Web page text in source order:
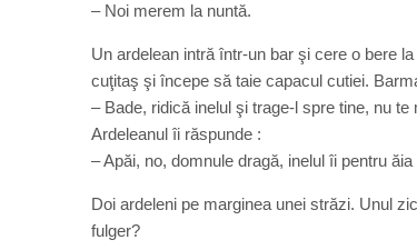
– Noi merem la nuntă.
Un ardelean intră într-un bar şi cere o bere
cuţitaş şi începe să taie capacul cutiei.
– Bade, ridică inelul şi trage-l spre tine, nu te
Ardeleanul îi răspunde :
– Apăi, no, domnule dragă, inelul îi pentru
Doi ardeleni pe marginea unei străzi. Unul
fulger?